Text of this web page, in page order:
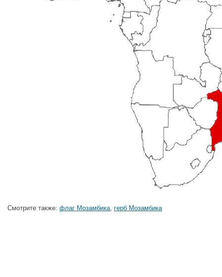
Смотрите также: флаг Мозамбика, герб Мозамбика